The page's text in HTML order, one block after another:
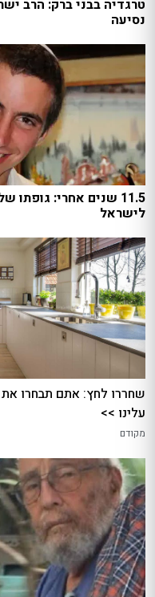
טרגדיה בבני ברק: הרב
נסיעה
11.5 שנים אחרי:
לישראל
שחררו לחץ: אתם תבחרו
עלינו >>
מקודם